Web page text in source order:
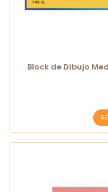
Block de Dibujo